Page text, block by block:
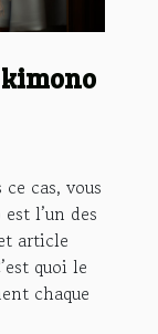
cas, vous
l’un des
article
quoi le
chaque